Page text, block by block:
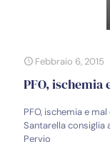
Febbraio 6, 2015
PFO, ischemia
PFO, ischemia e
Santarella consiglia
Pervio